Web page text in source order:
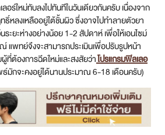
อร์ใหม่ทับลงไปทันทีในวันเดียวกันครับ เนื่องจาก
ธิ์หลงเหลืออยู่ใต้ชั้นผิว ซึ่งอาจไปทำลายตัวยา
นระยะห่างอย่างน้อย 1-2 สัปดาห์ เพื่อให้เอนไซม์
แพทย์จึงจะสามารถประเมินเพื่อปรับรูปหน้า
ที่ต้องการฉีดใหม่และสงสัยว่าโปรแกรมฟิลเลอ
มักจะคงอยู่ได้นานประมาณ 6-18 เดือนครับ)